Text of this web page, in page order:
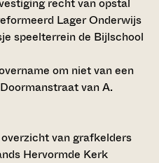
Lager Onderwijs
speelterrein de Bijlschool
om niet van een
van A.
van grafkelders
Hervormde Kerk